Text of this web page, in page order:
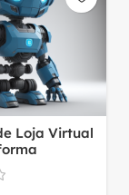
Loja Virtual
01 – Venda
Facilidade